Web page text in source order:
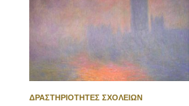
ΔΡΑΣΤΗΡΙΌΤΗΤΕΣ ΣΧΟΛΕΊΩΝ